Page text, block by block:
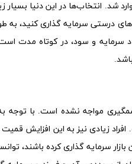
شد. انتخاب‌ها در این دنیا
درستی سرمایه گذاری کنید، به
سرمایه و سود، در کوتاه مدت است.
مواجه نشده است. با توجه
زیادی نیز به این افزایش قمیت
سرمایه گذاری کرده باشند،